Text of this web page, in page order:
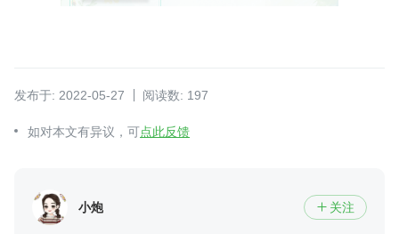
发布于: 2022-05-27 阅读数: 197
如对本文有异议，可点此反馈
小炮  关注